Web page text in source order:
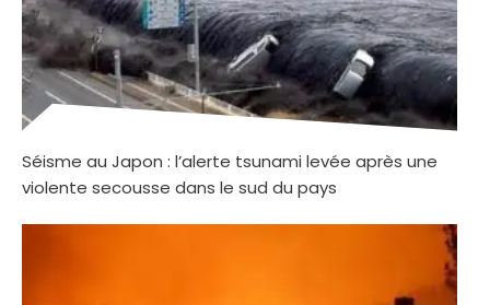
Séisme au Japon : l’alerte tsunami levée après une
violente secousse dans le sud du pays